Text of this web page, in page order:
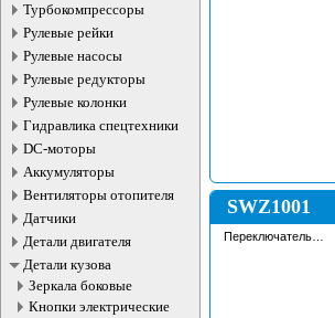
Турбокомпрессоры
Рулевые рейки
Рулевые насосы
Рулевые редукторы
Рулевые колонки
Гидравлика спецтехники
DC-моторы
Аккумуляторы
Вентиляторы отопителя
Датчики
Детали двигателя
Детали кузова
Зеркала боковые
Кнопки электрические
SWZ1001
Переключатель